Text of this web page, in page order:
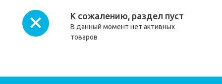
К сожалению, раздел пуст
В данный момент нет активных
товаров